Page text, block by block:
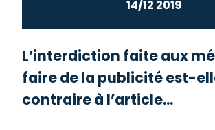
14/12 2019
L’interdiction faite aux
faire de la publicité est-
contraire à l’article...